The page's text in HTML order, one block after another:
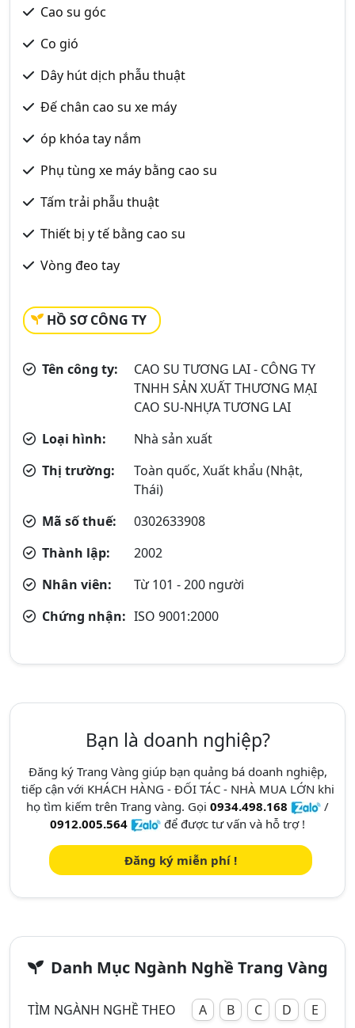
Cao su góc
Co gió
Dây hút dịch phẫu thuật
Đế chân cao su xe máy
óp khóa tay nắm
Phụ tùng xe máy bằng cao su
Tấm trải phẫu thuật
Thiết bị y tế bằng cao su
Vòng đeo tay
HỒ SƠ CÔNG TY
Tên công ty:
CAO SU TƯƠNG LAI - CÔNG TY
TNHH SẢN XUẤT THƯƠNG MẠI
CAO SU-NHỰA TƯƠNG LAI
Loại hình:
Nhà sản xuất
Thị trường:
Toàn quốc, Xuất khẩu (Nhật,
Thái)
Mã số thuế:
0302633908
Thành lập:
2002
Nhân viên:
Từ 101 - 200 người
Chứng nhận: ISO 9001:2000
Bạn là doanh nghiệp?
Đăng ký Trang Vàng giúp bạn quảng bá doanh nghiệp,
tiếp cận với KHÁCH HÀNG - ĐỐI TÁC - NHÀ MUA LỚN khi
họ tìm kiếm trên Trang vàng. Gọi 0934.498.168
/
0912.005.564
để được tư vấn và hỗ trợ !
Đăng ký miễn phí !
Danh Mục Ngành Nghề Trang Vàng
TÌM NGÀNH NGHỀ THEO A B C D E